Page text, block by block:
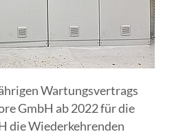
Wartungsvertrags
GmbH ab 2022 für die
die Wiederkehrenden